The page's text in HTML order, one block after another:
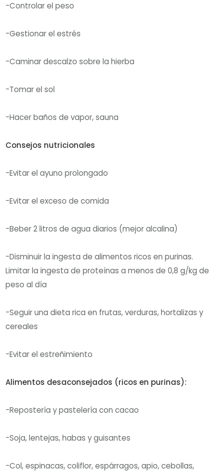
-Controlar el peso
-Gestionar el estrés
-Caminar descalzo sobre la hierba
-Tomar el sol
-Hacer baños de vapor, sauna
Consejos nutricionales
-Evitar el ayuno prolongado
-Evitar el exceso de comida
-Beber 2 litros de agua diarios (mejor alcalina)
-Disminuir la ingesta de alimentos ricos en purinas.
Limitar la ingesta de proteínas a menos de 0,8 g/kg de
peso al día
-Seguir una dieta rica en frutas, verduras, hortalizas y
cereales
-Evitar el estreñimiento
Alimentos desaconsejados (ricos en purinas):
-Repostería y pastelería con cacao
-Soja, lentejas, habas y guisantes
-Col, espinacas, coliflor, espárragos, apio, cebollas,